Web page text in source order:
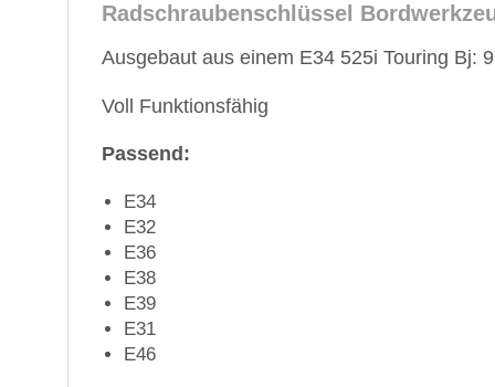
Radschraubenschlüssel
Ausgebaut aus einem E34 525i Touring Bj:
Voll Funktionsfähig
Passend:
E34
E32
E36
E38
E39
E31
E46